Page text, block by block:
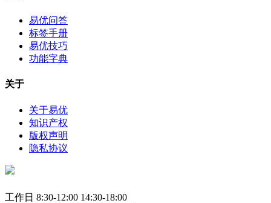
易优问答
标签手册
易优技巧
功能字典
关于
关于易优
知识产权
版权声明
隐私协议
工作日 8:30-12:00 14:30-18:00